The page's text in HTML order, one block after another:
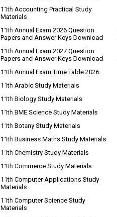
11th Accounting Practical Study
Materials
11th Annual Exam 2026 Question
Papers and Answer Keys Download
11th Annual Exam 2027 Question
Papers and Answer Keys Download
11th Annual Exam Time Table 2026
11th Arabic Study Materials
11th Biology Study Materials
11th BME Science Study Materials
11th Botany Study Materials
11th Business Maths Study Materials
11th Chemistry Study Materials
11th Commerce Study Materials
11th Computer Applications Study
Materials
11th Computer Science Study
Materials